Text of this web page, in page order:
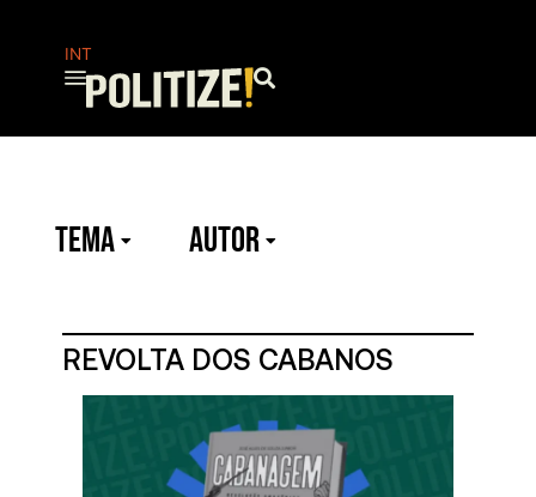
INT
Pesquisar
TEMA Autor
REVOLTA DOS CABANOS